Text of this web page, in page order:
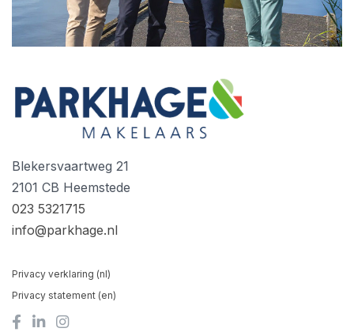
Blekersvaartweg 21
2101 CB Heemstede
023 5321715
info@parkhage.nl
Privacy verklaring (nl)
Privacy statement (en)